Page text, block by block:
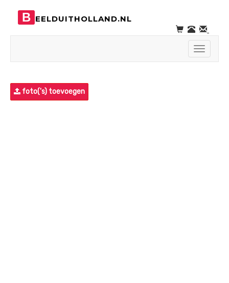
B EELDUITHOLLAND.NL
Toggle
foto('s) toevoegen